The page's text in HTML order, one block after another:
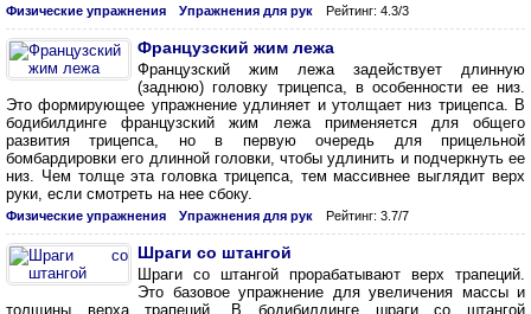
Физические упражнения Упражнения для рук Рейтинг: 4.3/3
Французский жим лежа
Французский жим лежа задействует длинную
(заднюю) головку трицепса, в особенности ее низ.
Это формирующее упражнение удлиняет и утолщает низ трицепса. В
бодибилдинге французский жим лежа применяется для общего
развития трицепса, но в первую очередь для прицельной
бомбардировки его длинной головки, чтобы удлинить и подчеркнуть ее
низ. Чем толще эта головка трицепса, тем массивнее выглядит верх
руки, если смотреть на нее сбоку.
Физические упражнения Упражнения для рук Рейтинг: 3.7/7
Шраги со штангой
Шраги со штангой прорабатывают верх трапеций.
Это базовое упражнение для увеличения массы и
толщины верха трапеций. В бодибилдинге шраги со штангой